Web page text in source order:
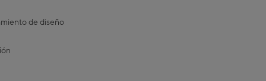
de diseño